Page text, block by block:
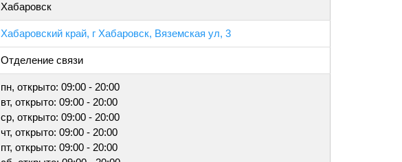
Хабаровск
Хабаровский край, г Хабаровск, Вяземская ул, 3
Отделение связи
пн, открыто: 09:00 - 20:00
вт, открыто: 09:00 - 20:00
ср, открыто: 09:00 - 20:00
чт, открыто: 09:00 - 20:00
пт, открыто: 09:00 - 20:00